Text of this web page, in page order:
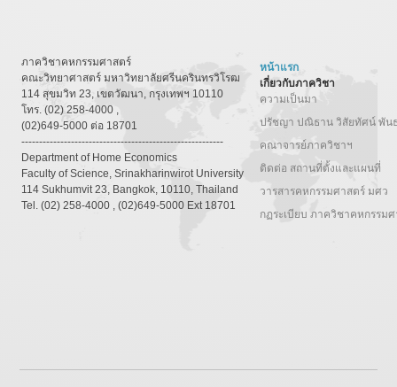
ภาควิชาคหกรรมศาสตร์
คณะวิทยาศาสตร์ มหาวิทยาลัยศรีนครินทรวิโรฒ
114 สุขมวิท 23, เขตวัฒนา, กรุงเทพฯ 10110
โทร. (02) 258-4000 ,
(02)649-5000 ต่อ 18701
---------------------------------------------------------
Department of Home Economics
Faculty of Science, Srinakharinwirot University
114 Sukhumvit 23, Bangkok, 10110, Thailand
Tel. (02) 258-4000 , (02)649-5000 Ext 18701
หน้าแรก
เกี่ยวกับภาควิชา
ความเป็นมา
ปรัชญา ปณิธาน วิสัยทัศน์ พัน
คณาจารย์ภาควิชาฯ
ติดต่อ สถานที่ตั้งและแผนที่
วารสารคหกรรมศาสตร์ มศว
กฏระเบียบ ภาควิชาคหกรรม